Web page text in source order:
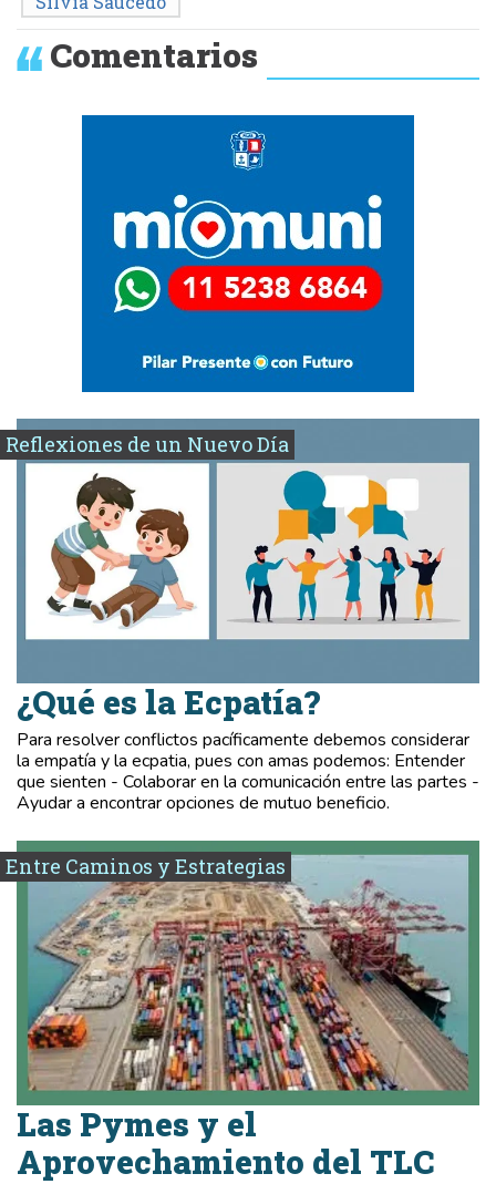
Comentarios
Reflexiones de un Nuevo Día
¿Qué es la Ecpatía?
Para resolver conflictos pacíficamente debemos considerar
la empatía y la ecpatia, pues con amas podemos: Entender
que sienten - Colaborar en la comunicación entre las partes -
Ayudar a encontrar opciones de mutuo beneficio.
Entre Caminos y Estrategias
Las Pymes y el
Aprovechamiento del TLC